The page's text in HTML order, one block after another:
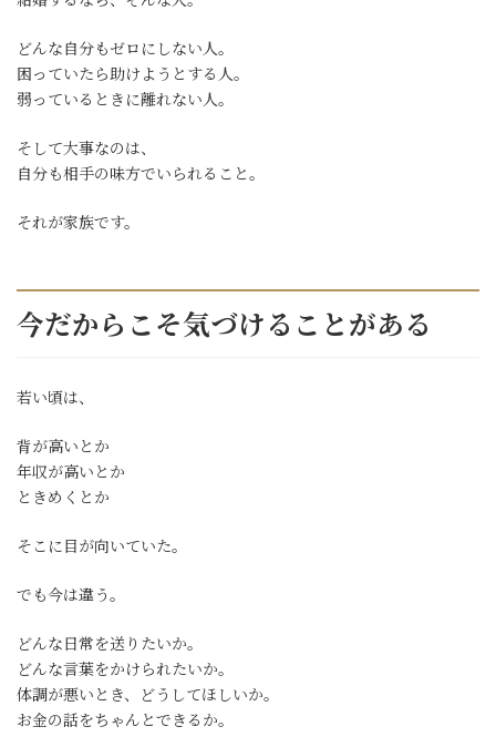
どんな自分もゼロにしない人。
困っていたら助けようとする人。
弱っているときに離れない人。
そして大事なのは、
自分も相手の味方でいられること。
それが家族です。
今だからこそ気づけることがある
若い頃は、
背が高いとか
年収が高いとか
ときめくとか
そこに目が向いていた。
でも今は違う。
どんな日常を送りたいか。
どんな言葉をかけられたいか。
体調が悪いとき、どうしてほしいか。
お金の話をちゃんとできるか。